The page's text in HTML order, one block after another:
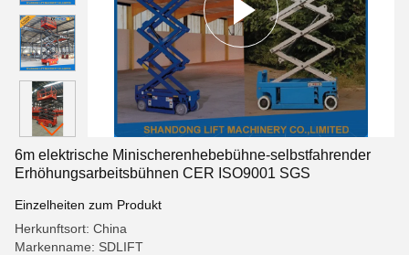
6m elektrische Minischerenhebebühne-selbstfahrender
Erhöhungsarbeitsbühnen CER ISO9001 SGS
Einzelheiten zum Produkt
Herkunftsort: China
Markenname: SDLIFT